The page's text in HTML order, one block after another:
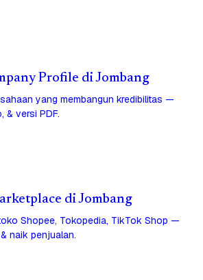
Profile di Jombang
yang membangun kredibilitas —
& versi PDF.
di Jombang
Shopee, Tokopedia, TikTok Shop —
naik penjualan.